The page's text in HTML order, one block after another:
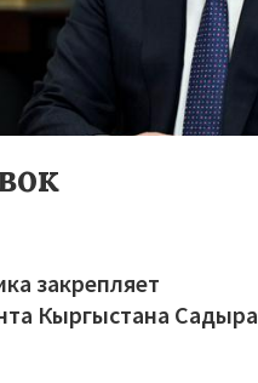
закрепляет
Кыргыстана Садыра